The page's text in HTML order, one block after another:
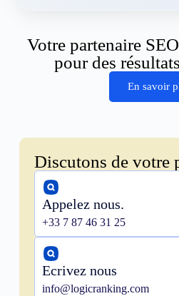
Votre partenaire
pour des
En savoir
Discutons de votre
Appelez nous.
+33 7 87 46 31 25
Ecrivez nous
info@logicranking.com